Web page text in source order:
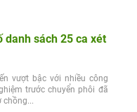
danh sách 25 ca xét
vượt bậc với nhiều công
trước chuyển phôi đã
chồng...